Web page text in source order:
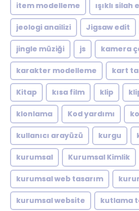
item modelleme ışıklı
jeologi anailizi Jigsaw edit
jingle müziği js kamera
karakter modelleme kart
Kitap kısa film klip
klonlama Kod yardımı
kullanıcı arayüzü kurgu
kurumsal Kurumsal Kimlik
kurumsal web tasarım
kurumsal website kutlama